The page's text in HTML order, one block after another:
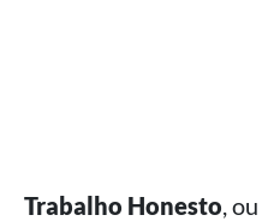
Trabalho Honesto, ou